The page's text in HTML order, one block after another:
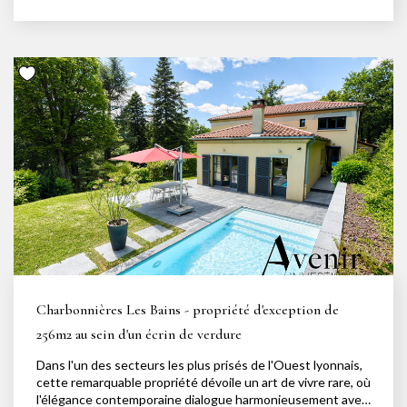
sublimée par une cheminée et une décoration raffinée. La
avec la salle à manger pour un quotidien fluide et
chaleureux. La maison se compose de 4 chambres, d'un
bureau et offre également la possibilité d'un studio
indépendant, parfait pour accueillir de la famille, des amis,
une jeune fille au pair. Le sous-sol est aussi un véritable
atout : il intègre une suite parentale, un espace salle de
sport, un bar et un coin cinéma/réception lounge pour
organiser de belles soirées. À l'extérieur, un terrain arboré
de près de 1 500 m² accueille une piscine élégante et de
belles terrasses ensoleillées, parfaites pour profiter des
beaux jours dans une intimité totale. Aucun travaux à
prévoir : chaque détail a été soigné pour offrir un niveau de
confort optimal dans un environnement résidentiel
privilégié. Votre contact privilégié : Jessica au 0643296301
Charbonnières Les Bains - propriété d'exception de
256m2 au sein d'un écrin de verdure
Dans l'un des secteurs les plus prisés de l'Ouest lyonnais,
cette remarquable propriété dévoile un art de vivre rare, où
l'élégance contemporaine dialogue harmonieusement avec